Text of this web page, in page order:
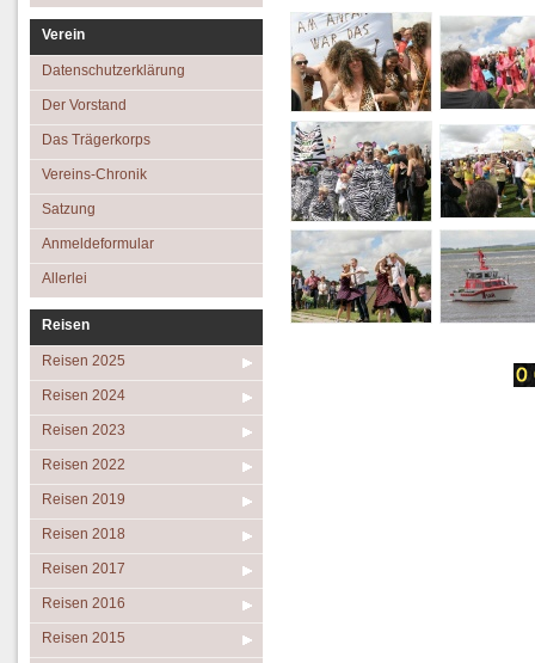
Allerlei Reisen 2017
Reisen 2016
Verein
Datenschutzerklärung
Der Vorstand
Das Trägerkorps
Vereins-Chronik
Satzung
Anmeldeformular
Allerlei
Reisen
Reisen 2025
Reisen 2024
Reisen 2023
Reisen 2022
Reisen 2019
Reisen 2018
Reisen 2017
Reisen 2016
Reisen 2015